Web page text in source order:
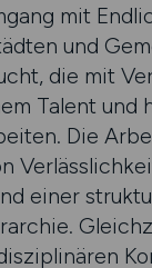
mit
und
die mit
Talent und
Die
einer